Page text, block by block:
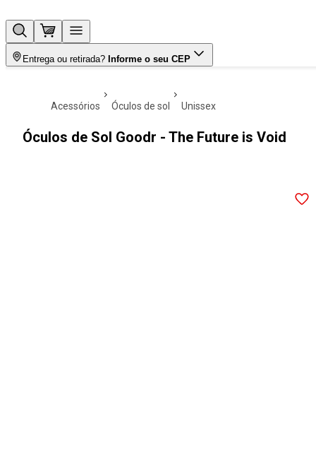
Entrega ou retirada? Informe o seu CEP
acessórios óculos de sol unissex
Óculos de Sol Goodr - The Future is Void